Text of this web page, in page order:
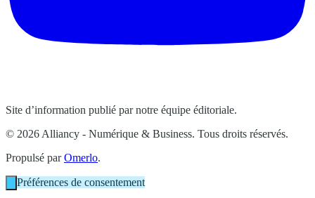
Site d’information publié par notre équipe éditoriale.
© 2026 Alliancy - Numérique & Business. Tous droits réservés.
Propulsé parOmerlo.
Préférences de consentement